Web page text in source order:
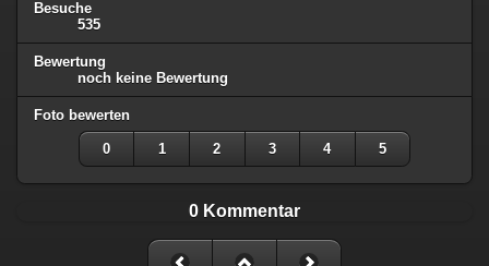
Besuche
535
Bewertung
noch keine Bewertung
Foto bewerten
0 1 2 3 4 5
0 Kommentar